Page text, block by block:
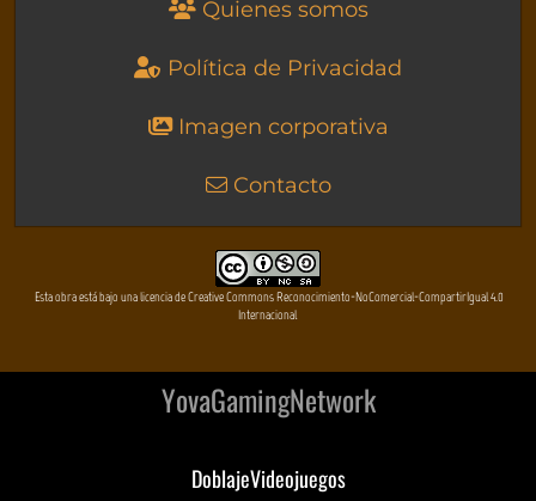
Quienes somos
Política de Privacidad
Imagen corporativa
Contacto
Esta obra está bajo una licencia de Creative Commons Reconocimiento-NoComercial-CompartirIgual 4.0
Internacional
YovaGamingNetwork
DoblajeVideojuegos